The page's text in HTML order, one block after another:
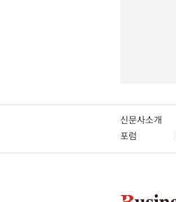
신문사소개
포럼